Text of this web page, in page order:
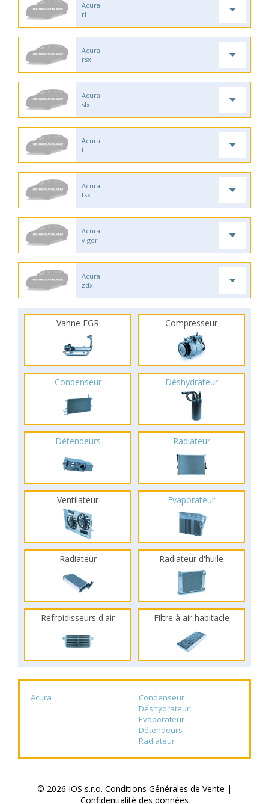
Acura
rl
Acura
rsx
Acura
slx
Acura
tl
Acura
tsx
Acura
vigor
Acura
zdx
Vanne EGR Compresseur
Condenseur Déshydrateur
Détendeurs Radiateur
Ventilateur Evaporateur
Radiateur Radiateur d'huile
Refroidisseurs d'air Filtre à air habitacle
Acura
Condenseur
Déshydrateur
Evaporateur
Détendeurs
Radiateur
© 2026 IOS s.r.o. Conditions Générales de Vente |
Confidentialité des données